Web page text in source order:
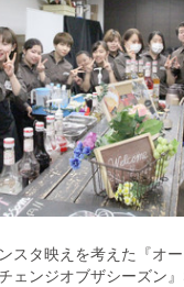
スタ映えを考えた『オー
ェンジオブザシーズン